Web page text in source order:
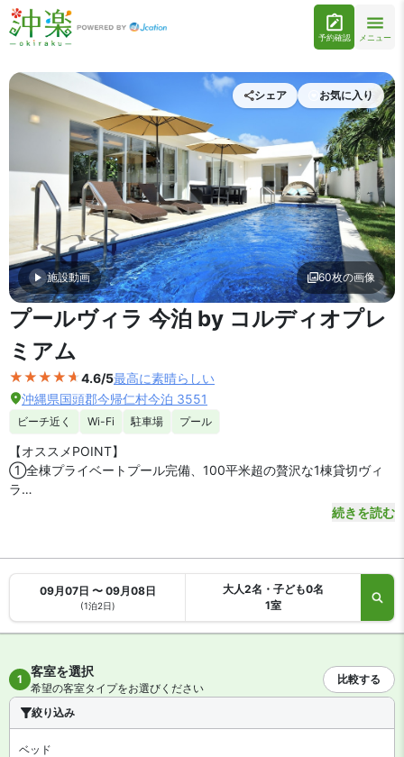
予約確認 メニュー
外観の写真を拡大表示
施設動画
シェア お気に入り
60枚の画像
プールヴィラ 今泊 by コルディオプレ
ミアム
4.6/5最高に素晴らしい
沖縄県国頭郡今帰仁村今泊 3551
ビーチ近く Wi-Fi 駐車場 プール
【オススメPOINT】
①全棟プライベートプール完備、100平米超の贅沢な1棟貸切ヴィ
ラ
②今泊の美しい天然ビーチまで徒歩圏内の穏やかなロケーション
⑤美ら海水族館や古宇利島など、沖縄北部観光の拠点に最適な好立
続きを読む
09月07日 〜 09月08日
(1泊2日)
大人2名・子ども0名
1室
1
客室を選択
希望の客室タイプをお選びください
比較する
絞り込み
ベッド